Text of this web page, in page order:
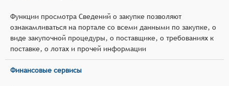
Функции просмотра Сведений о закупке позволяют
ознакамливаться на портале со всеми данными по закупке, о
виде закупочной процедуры, о поставщике, о требованиях к
поставке, о лотах и прочей информации
Финансовые сервисы